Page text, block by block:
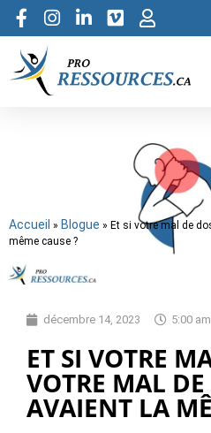
Accueil » Blogue » Et si votre mal de
même cause ?
décembre 14, 2023 5:00 am
ET SI VOTRE
VOTRE MAL DE
AVAIENT LA